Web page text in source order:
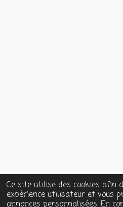
Ce site utilise des cookies afin
expérience utilisateur et vous